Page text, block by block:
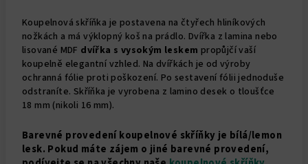
Koupelnová skříňka je postavena na čtyřech hliníkových
nožkách a má výklopný koš na prádlo. Dvířka z lamina nebo
lisované MDF dvířka s vysokým leskem propůjčí vaší
koupelně elegantní vzhled. Na dvířkách je od výroby
ochranná fólie proti poškození. Po sestavení fólii jednoduše
odstraníte. Skříňka je vyrobena z lamino desek o tloušťce
18 mm (nikoli 16 mm).
Barevné provedení koupelnové skříňky je bílá/lemon
lesk. Pokud máte zájem o jiné barevné provedení,